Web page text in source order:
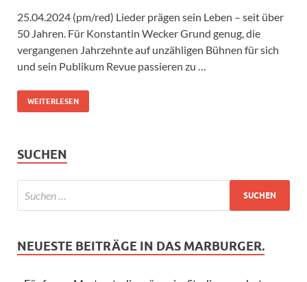
25.04.2024 (pm/red) Lieder prägen sein Leben – seit über
50 Jahren. Für Konstantin Wecker Grund genug, die
vergangenen Jahrzehnte auf unzähligen Bühnen für sich
und sein Publikum Revue passieren zu …
WEITERLESEN
SUCHEN
NEUESTE BEITRÄGE IN DAS MARBURGER.